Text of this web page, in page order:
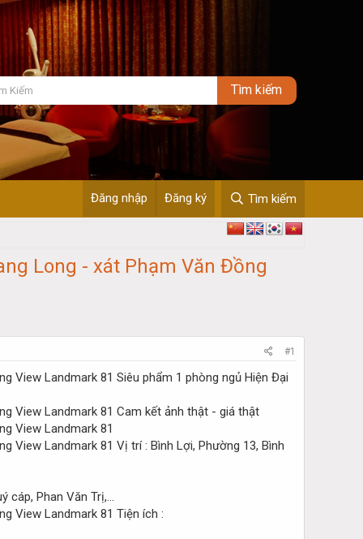
Đăng nhập Đăng ký Tìm kiếm
Long - xát Phạm Văn Đồng
#1
Siêu phẩm 1 phòng ngủ Hiện Đại
Cam kết ảnh thật - giá thật
Vị trí : Bình Lợi, Phường 13, Bình
cáp, Phan Văn Trị,…
Tiện ích :